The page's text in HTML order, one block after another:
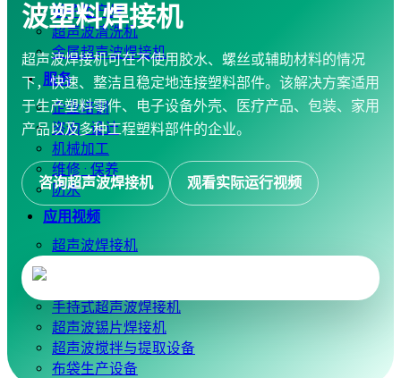
袋子生产线
超声波清洗机
金属超声波焊接机
服务
企业培训
咨询 · 设计
机械加工
维修 · 保养
防水
应用视频
超声波焊接机
手持式超声波焊接机
超声波锡片焊接机
超声波搅拌与提取设备
布袋生产设备
波塑料焊接机
超声波焊接机可在不使用胶水、螺丝或辅助材料的情况
下，快速、整洁且稳定地连接塑料部件。该解决方案适用
于生产塑料零件、电子设备外壳、医疗产品、包装、家用
产品以及多种工程塑料部件的企业。
咨询超声波焊接机 观看实际运行视频